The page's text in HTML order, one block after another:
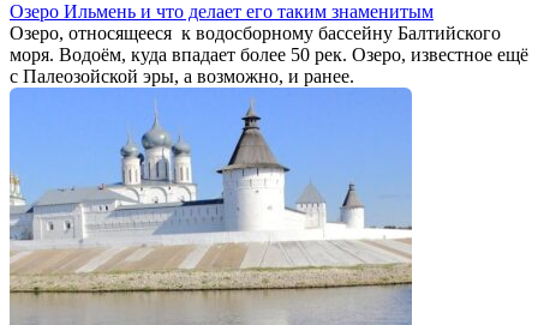
Озеро Ильмень и что делает его таким знаменитым
Озеро, относящееся к водосборному бассейну Балтийского
моря. Водоём, куда впадает более 50 рек. Озеро, известное ещё
с Палеозойской эры, а возможно, и ранее.